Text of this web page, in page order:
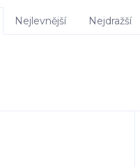
Nejlevnější Nejdražší